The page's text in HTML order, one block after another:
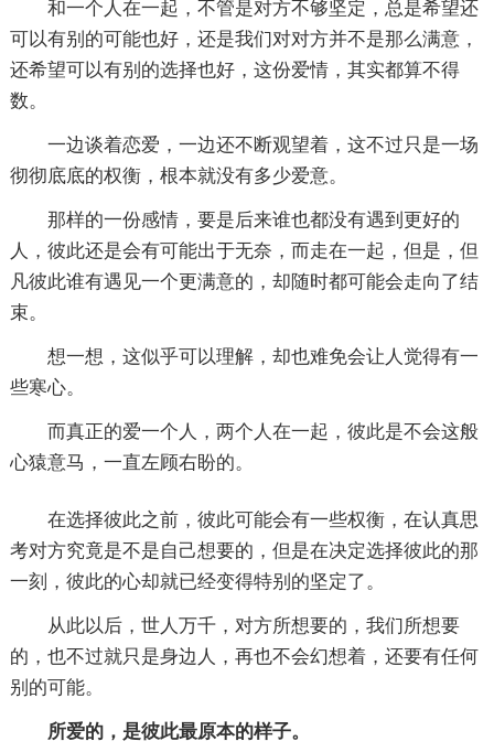
和一个人在一起，不管是对方不够坚定，总是希望还
可以有别的可能也好，还是我们对对方并不是那么满意，
还希望可以有别的选择也好，这份爱情，其实都算不得
数。
一边谈着恋爱，一边还不断观望着，这不过只是一场
彻彻底底的权衡，根本就没有多少爱意。
那样的一份感情，要是后来谁也都没有遇到更好的
人，彼此还是会有可能出于无奈，而走在一起，但是，但
凡彼此谁有遇见一个更满意的，却随时都可能会走向了结
束。
想一想，这似乎可以理解，却也难免会让人觉得有一
些寒心。
而真正的爱一个人，两个人在一起，彼此是不会这般
心猿意马，一直左顾右盼的。
在选择彼此之前，彼此可能会有一些权衡，在认真思
考对方究竟是不是自己想要的，但是在决定选择彼此的那
一刻，彼此的心却就已经变得特别的坚定了。
从此以后，世人万千，对方所想要的，我们所想要
的，也不过就只是身边人，再也不会幻想着，还要有任何
别的可能。
所爱的，是彼此最原本的样子。